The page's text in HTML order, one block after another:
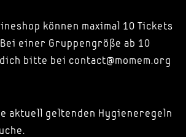
können maximal 10 Tickets
einer Gruppengröße ab 10
bitte bei contact@momem.org
aktuell geltenden Hygieneregeln